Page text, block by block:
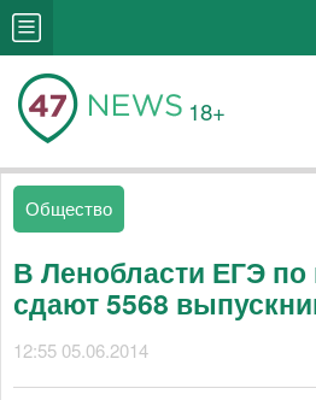
18+
Общество
В Ленобласти ЕГЭ по
сдают 5568
12:55 05.06.2014